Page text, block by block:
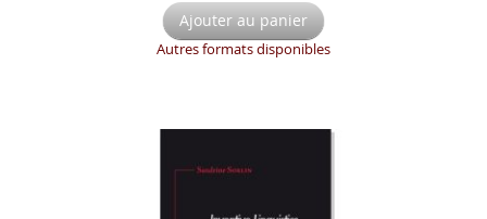
Ajouter au panier
Autres formats disponibles